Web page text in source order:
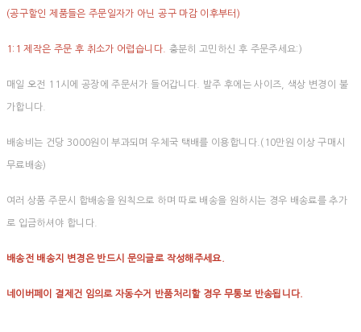
(공구할인 제품들은 주문일자가 아닌 공구 마감 이후부터)
1:1 제작은 주문 후 취소가 어렵습니다. 충분히 고민하신 후 주문주세요:)
매일 오전 11시에 공장에 주문서가 들어갑니다. 발주 후에는 사이즈, 색상 변경이 불
가합니다.
배송비는 건당 3000원이 부과되며 우체국 택배를 이용합니다.(10만원 이상 구매시
무료배송)
여러 상품 주문시 합배송을 원칙으로 하며 따로 배송을 원하시는 경우 배송료를 추가
로 입금하셔야 합니다.
배송전 배송지 변경은 반드시 문의글로 작성해주세요.
네이버페이 결제건 임의로 자동수거 반품처리할 경우 무통보 반송됩니다.